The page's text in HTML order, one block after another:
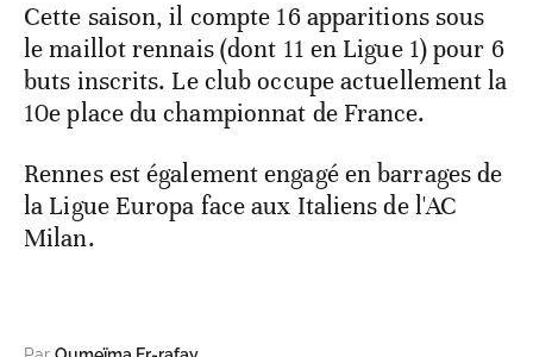
Cette saison, il compte 16 apparitions sous
le maillot rennais (dont 11 en Ligue 1) pour 6
buts inscrits. Le club occupe actuellement la
10e place du championnat de France.
Rennes est également engagé en barrages de
la Ligue Europa face aux Italiens de l'AC
Milan.